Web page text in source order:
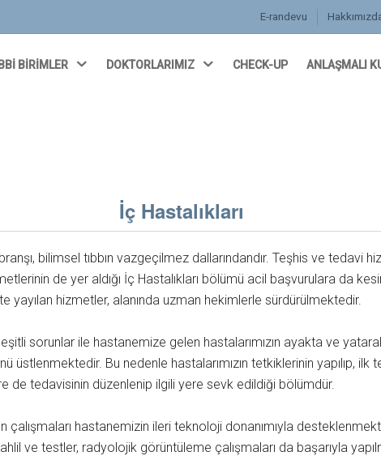
E-randevu
BİRİMLER DOKTORLARIMIZ CHECK-UP ANLAŞMALI
İç Hastalıkları
bilimsel tıbbın vazgeçilmez dallarındandır. Teşhis ve tedavi
de yer aldığı İç Hastalıkları bölümü acil başvurulara da
yayılan hizmetler, alanında uzman hekimlerle sürdürülmektedir.
sorunlar ile hastanemize gelen hastalarımızın ayakta ve
üstlenmektedir. Bu nedenle hastalarımızın tetkiklerinin yapılıp, ilk
de tedavisinin düzenlenip ilgili yere sevk edildiği bölümdür.
çalışmaları hastanemizin ileri teknoloji donanımıyla
ve testler, radyolojik görüntüleme çalışmaları da başarıyla